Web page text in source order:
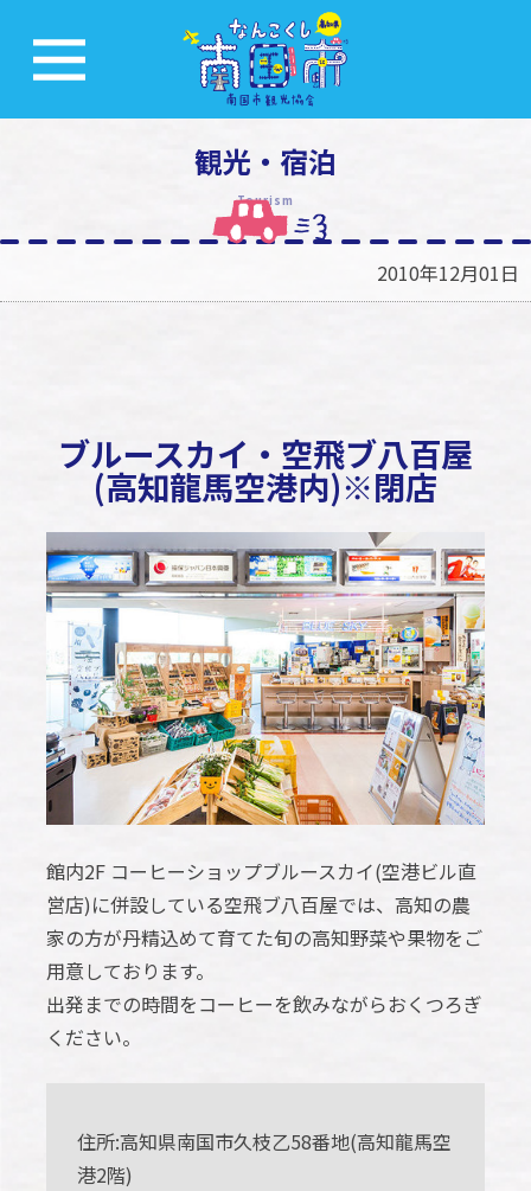
観光・宿泊
Tourism
2010年12月01日
ブルースカイ・空飛ブ八百屋
(高知龍馬空港内)※閉店
館内2F コーヒーショップブルースカイ(空港ビル直
営店)に併設している空飛ブ八百屋では、高知の農
家の方が丹精込めて育てた旬の高知野菜や果物をご
用意しております。
出発までの時間をコーヒーを飲みながらおくつろぎ
ください。
住所:高知県南国市久枝乙58番地(高知龍馬空
港2階)